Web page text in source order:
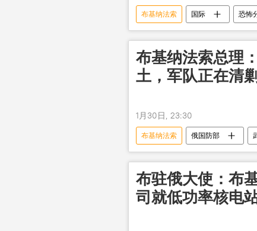
布基纳法索 国际 恐怖
布基纳法索总理
土，军队正在清
1月30日, 23:30
布基纳法索 俄国防部
布驻俄大使：布
司就低功率核电